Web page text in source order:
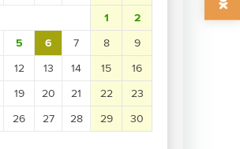
1
2
5 6 7 8
9
12 13 14 15
16
19 20 21 22
23
26 27 28 29
30